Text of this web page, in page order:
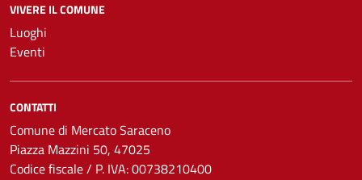
VIVERE IL COMUNE
Luoghi
Eventi
CONTATTI
Comune di Mercato Saraceno
Piazza Mazzini 50, 47025
Codice fiscale / P. IVA: 00738210400